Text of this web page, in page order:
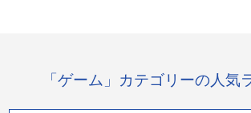
「ゲーム」カテゴリーの人気